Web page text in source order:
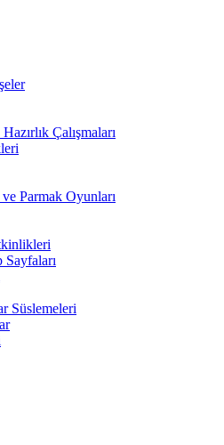
Çalışmaları
Parmak Oyunları
Süslemeleri